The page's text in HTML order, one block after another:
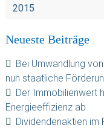
2015
Neueste Beiträge
Bei Umwandlung
nun staatliche
Der Immobilienwert
Energieeffizienz ab
Dividendenaktien im